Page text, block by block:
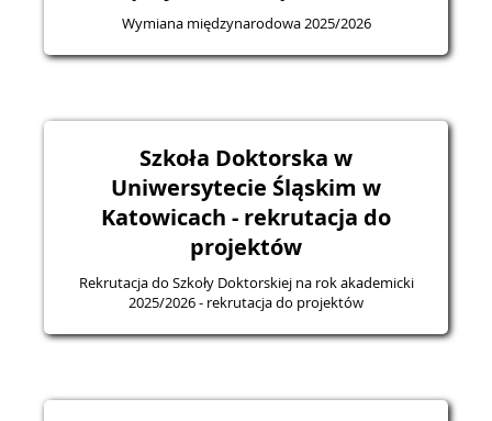
Wymiana międzynarodowa 2025/2026
Szkoła Doktorska w
Uniwersytecie Śląskim w
Katowicach - rekrutacja do
projektów
Rekrutacja do Szkoły Doktorskiej na rok akademicki
2025/2026 - rekrutacja do projektów